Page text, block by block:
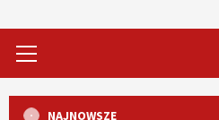
Menu
NAJNOWSZE